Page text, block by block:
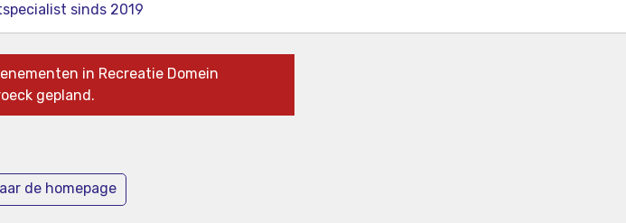
sinds 2019
in Recreatie Domein
gepland.
de homepage